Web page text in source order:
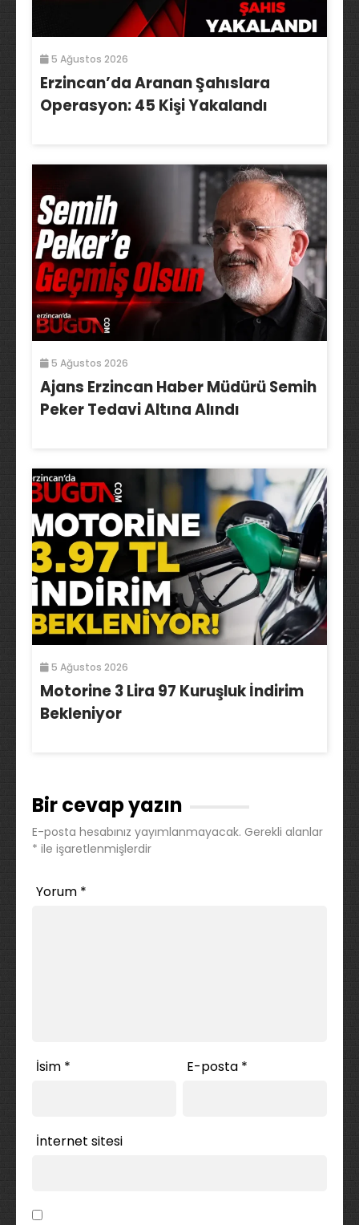
5 Ağustos 2026
Erzincan’da Aranan Şahıslara
Operasyon: 45 Kişi Yakalandı
5 Ağustos 2026
Ajans Erzincan Haber Müdürü Semih
Peker Tedavi Altına Alındı
5 Ağustos 2026
Motorine 3 Lira 97 Kuruşluk İndirim
Bekleniyor
Bir cevap yazın
E-posta hesabınız yayımlanmayacak. Gerekli alanlar
* ile işaretlenmişlerdir
Yorum *
İsim * E-posta *
İnternet sitesi